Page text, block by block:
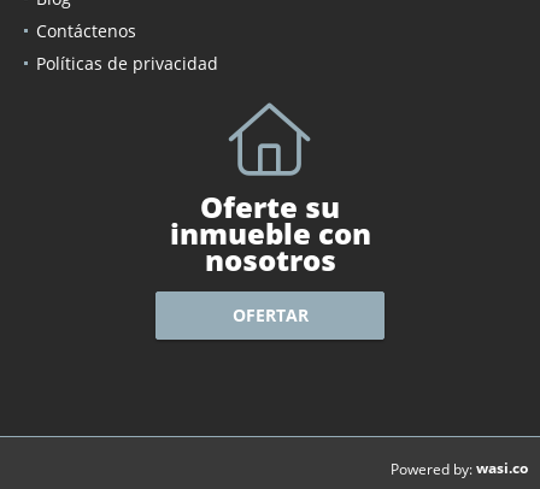
Contáctenos
Políticas de privacidad
Oferte su
inmueble con
nosotros
OFERTAR
Powered by:wasi.co